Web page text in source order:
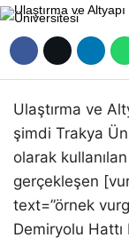
GÜNDEM
NÖBETÇI
Ulaştırma ve
şimdi Trakya
olarak
gerçekleşen
text=”örnek
Demiryolu Hattı